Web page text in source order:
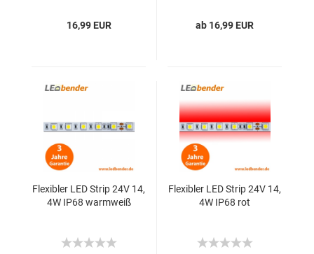
16,99 EUR ab 16,99 EUR
Flexibler LED Strip 24V 14,
4W IP68 warmweiß
Flexibler LED Strip 24V 14,
4W IP68 rot